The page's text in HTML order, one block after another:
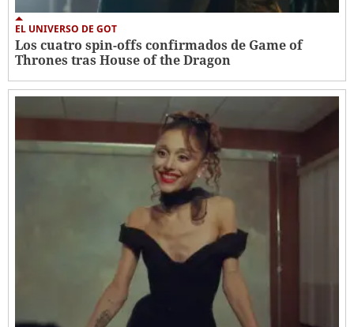
EL UNIVERSO DE GOT
Los cuatro spin-offs confirmados de Game of
Thrones tras House of the Dragon